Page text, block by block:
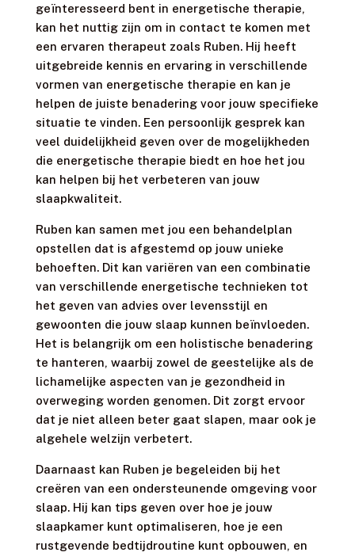
geïnteresseerd bent in energetische therapie,
kan het nuttig zijn om in contact te komen met
een ervaren therapeut zoals Ruben. Hij heeft
uitgebreide kennis en ervaring in verschillende
vormen van energetische therapie en kan je
helpen de juiste benadering voor jouw specifieke
situatie te vinden. Een persoonlijk gesprek kan
veel duidelijkheid geven over de mogelijkheden
die energetische therapie biedt en hoe het jou
kan helpen bij het verbeteren van jouw
slaapkwaliteit.
Ruben kan samen met jou een behandelplan
opstellen dat is afgestemd op jouw unieke
behoeften. Dit kan variëren van een combinatie
van verschillende energetische technieken tot
het geven van advies over levensstijl en
gewoonten die jouw slaap kunnen beïnvloeden.
Het is belangrijk om een holistische benadering
te hanteren, waarbij zowel de geestelijke als de
lichamelijke aspecten van je gezondheid in
overweging worden genomen. Dit zorgt ervoor
dat je niet alleen beter gaat slapen, maar ook je
algehele welzijn verbetert.
Daarnaast kan Ruben je begeleiden bij het
creëren van een ondersteunende omgeving voor
slaap. Hij kan tips geven over hoe je jouw
slaapkamer kunt optimaliseren, hoe je een
rustgevende bedtijdroutine kunt opbouwen, en